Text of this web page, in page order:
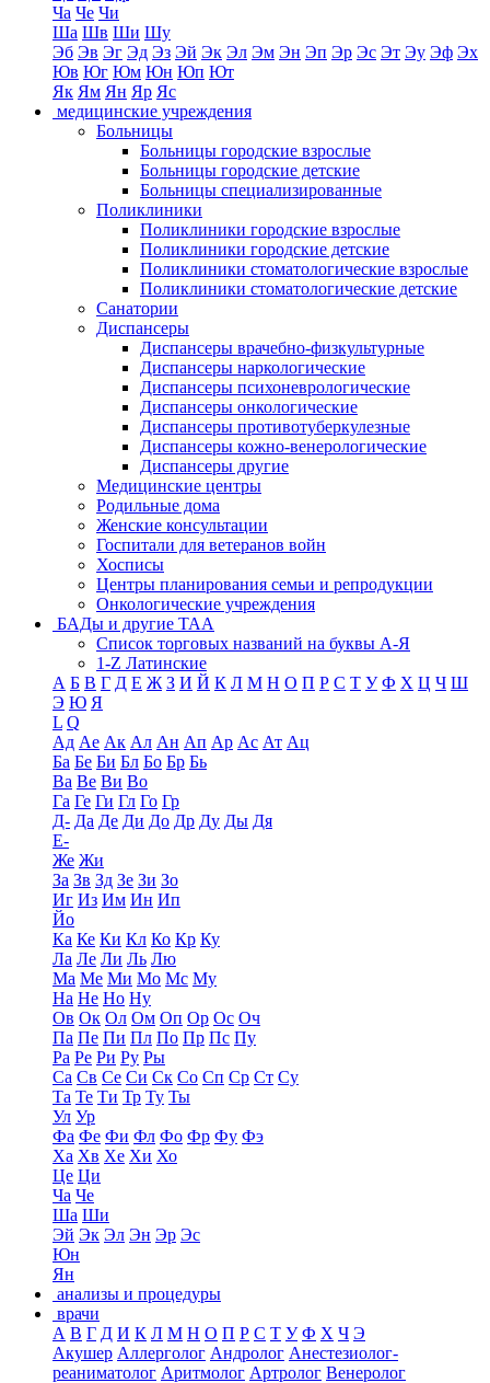
Ча Че Чи
Ша Шв Ши Шу
Эб Эв Эг Эд Эз Эй Эк Эл Эм Эн Эп Эр Эс Эт Эу Эф Эх
Юв Юг Юм Юн Юп Ют
Як Ям Ян Яр Яс
медицинские учреждения
Больницы
Больницы городские взрослые
Больницы городские детские
Больницы специализированные
Поликлиники
Поликлиники городские взрослые
Поликлиники городские детские
Поликлиники стоматологические взрослые
Поликлиники стоматологические детские
Санатории
Диспансеры
Диспансеры врачебно-физкультурные
Диспансеры наркологические
Диспансеры психоневрологические
Диспансеры онкологические
Диспансеры противотуберкулезные
Диспансеры кожно-венерологические
Диспансеры другие
Медицинские центры
Родильные дома
Женские консультации
Госпитали для ветеранов войн
Хосписы
Центры планирования семьи и репродукции
Онкологические учреждения
БАДы и другие ТАА
Список торговых названий на буквы А-Я
1-Z Латинские
А Б В Г Д Е Ж З И Й К Л М Н О П Р С Т У Ф Х Ц Ч Ш
Э Ю Я
L Q
Ад Ае Ак Ал Ан Ап Ар Ас Ат Ац
Ба Бе Би Бл Бо Бр Бь
Ва Ве Ви Во
Га Ге Ги Гл Го Гр
Д- Да Де Ди До Др Ду Ды Дя
Е-
Же Жи
За Зв Зд Зе Зи Зо
Иг Из Им Ин Ип
Йо
Ка Ке Ки Кл Ко Кр Ку
Ла Ле Ли Ль Лю
Ма Ме Ми Мо Мс Му
На Не Но Ну
Ов Ок Ол Ом Оп Ор Ос Оч
Па Пе Пи Пл По Пр Пс Пу
Ра Ре Ри Ру Ры
Са Св Се Си Ск Со Сп Ср Ст Су
Та Те Ти Тр Ту Ты
Ул Ур
Фа Фе Фи Фл Фо Фр Фу Фэ
Ха Хв Хе Хи Хо
Це Ци
Ча Че
Ша Ши
Эй Эк Эл Эн Эр Эс
Юн
Ян
анализы и процедуры
врачи
А В Г Д И К Л М Н О П Р С Т У Ф Х Ч Э
Акушер Аллерголог Андролог Анестезиолог-
реаниматолог Аритмолог Артролог Венеролог